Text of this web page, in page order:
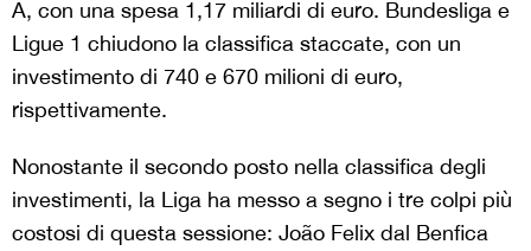
A, con una spesa 1,17 miliardi di euro. Bundesliga e
Ligue 1 chiudono la classifica staccate, con un
investimento di 740 e 670 milioni di euro,
rispettivamente.
Nonostante il secondo posto nella classifica degli
investimenti, la Liga ha messo a segno i tre colpi più
costosi di questa sessione: João Felix dal Benfica